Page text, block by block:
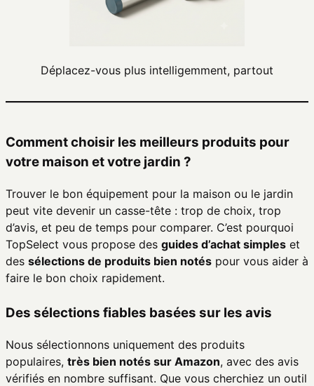
Déplacez-vous plus intelligemment, partout
Comment choisir les meilleurs produits pour
votre maison et votre jardin ?
Trouver le bon équipement pour la maison ou le jardin
peut vite devenir un casse-tête : trop de choix, trop
d’avis, et peu de temps pour comparer. C’est pourquoi
TopSelect vous propose des guides d’achat simples et
des sélections de produits bien notés pour vous aider à
faire le bon choix rapidement.
Des sélections fiables basées sur les avis
Nous sélectionnons uniquement des produits
populaires, très bien notés sur Amazon, avec des avis
vérifiés en nombre suffisant. Que vous cherchiez un outil